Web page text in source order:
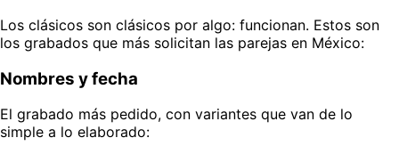
Los clásicos son clásicos por algo: funcionan. Estos son
los grabados que más solicitan las parejas en México:
Nombres y fecha
El grabado más pedido, con variantes que van de lo
simple a lo elaborado: